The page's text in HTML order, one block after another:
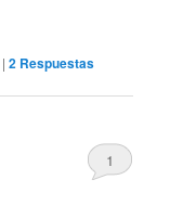
|2 Respuestas
1